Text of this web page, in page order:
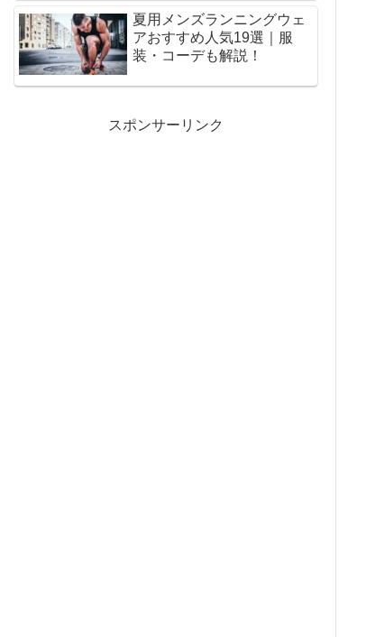
夏用メンズランニングウェ
アおすすめ人気19選｜服
装・コーデも解説！
スポンサーリンク